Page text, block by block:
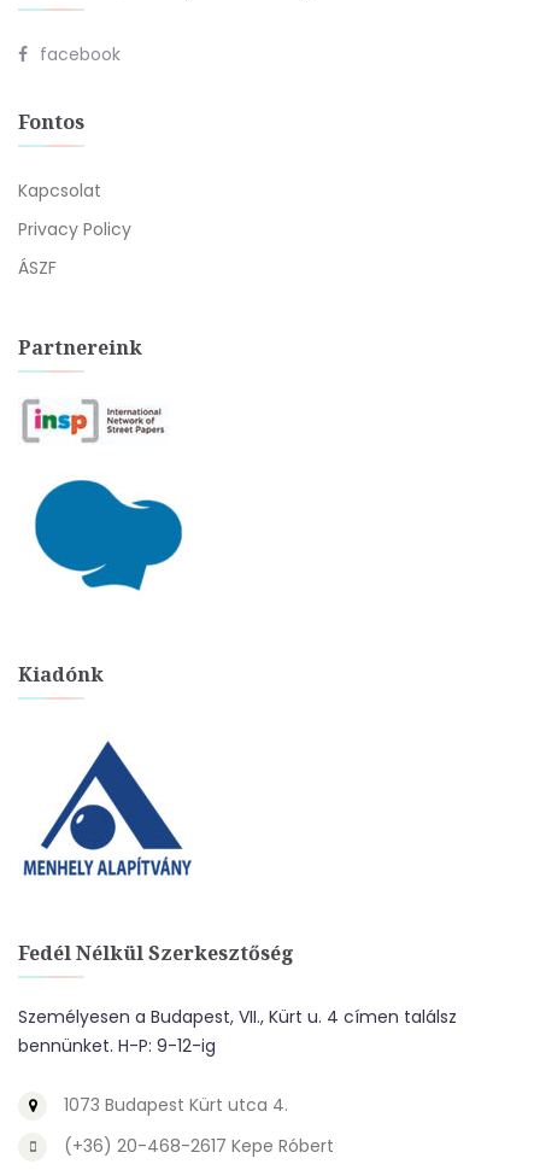
facebook
Fontos
Kapcsolat
Privacy Policy
ÁSZF
Partnereink
Kiadónk
Fedél Nélkül Szerkesztőség
Személyesen a Budapest, VII., Kürt u. 4 címen találsz
bennünket. H-P: 9-12-ig
1073 Budapest Kürt utca 4.
(+36) 20-468-2617 Kepe Róbert